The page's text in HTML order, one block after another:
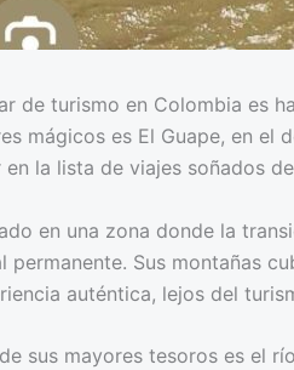
de turismo en Colombia es
mágicos es El Guape, en el
en la lista de viajes soñados
en una zona donde la
permanente. Sus montañas
auténtica, lejos del
sus mayores tesoros es el